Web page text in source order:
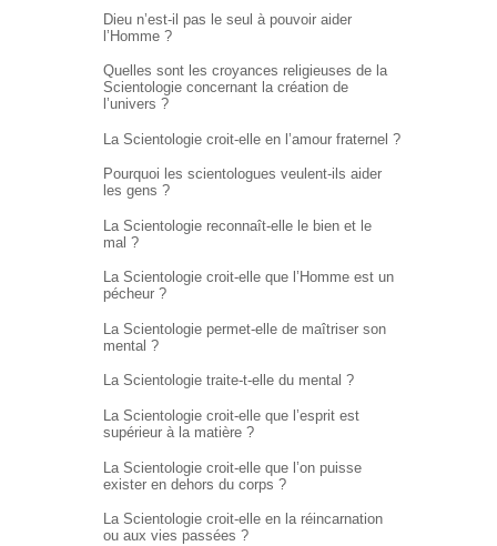
Dieu n’est-il pas le seul à pouvoir aider
l’Homme ?
Quelles sont les croyances religieuses de la
Scientologie concernant la création de
l’univers ?
La Scientologie croit-elle en l’amour fraternel ?
Pourquoi les scientologues veulent-ils aider
les gens ?
La Scientologie reconnaît-elle le bien et le
mal ?
La Scientologie croit-elle que l’Homme est un
pécheur ?
La Scientologie permet-elle de maîtriser son
mental ?
La Scientologie traite-t-elle du mental ?
La Scientologie croit-elle que l’esprit est
supérieur à la matière ?
La Scientologie croit-elle que l’on puisse
exister en dehors du corps ?
La Scientologie croit-elle en la réincarnation
ou aux vies passées ?